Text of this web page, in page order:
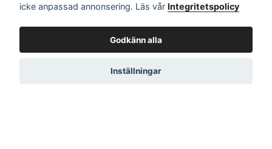
icke anpassad annonsering. Läs vår Integritetspolicy
Godkänn alla
Inställningar